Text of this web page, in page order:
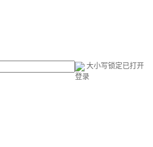
大小写锁定已打开
登录